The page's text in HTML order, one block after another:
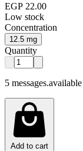
EGP 22.00
Low stock
Concentration
12.5 mg
Quantity
5 messages.available
Add to cart